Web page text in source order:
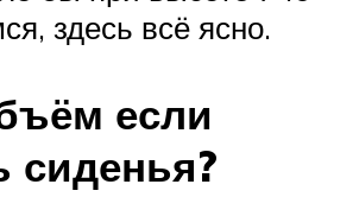
здесь всё ясно.
если
сиденья?